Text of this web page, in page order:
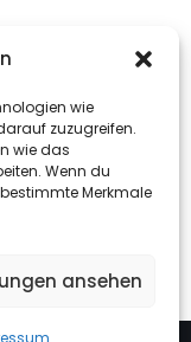
wie
zuzugreifen.
wie das
Wenn du
Merkmale
ansehen